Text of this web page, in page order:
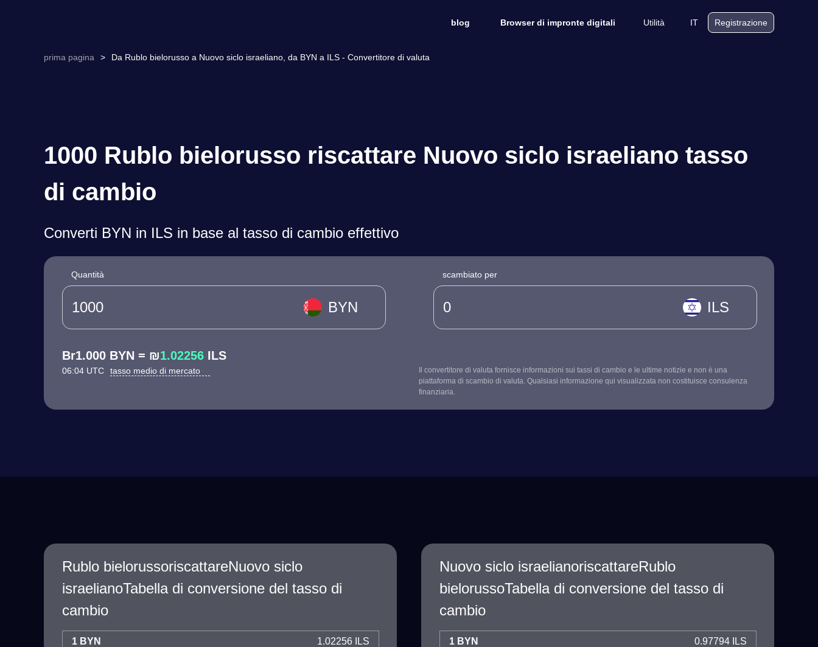
blog Browser di impronte digitali Utilità IT Registrazione
prima pagina > Da Rublo bielorusso a Nuovo siclo israeliano, da BYN a ILS - Convertitore di valuta
1000 Rublo bielorusso riscattare Nuovo siclo israeliano tasso
di cambio
Converti BYN in ILS in base al tasso di cambio effettivo
Quantità
BYN
scambiato per
ILS
Br1.000 BYN = ₪1.02256 ILS
06:04 UTC tasso medio di mercato
Il convertitore di valuta fornisce informazioni sui tassi di cambio e le ultime notizie e non è una
piattaforma di scambio di valuta. Qualsiasi informazione qui visualizzata non costituisce consulenza
finanziaria.
Rublo bielorussoriscattareNuovo siclo
israelianoTabella di conversione del tasso di
cambio
1 BYN 1.02256 ILS
Nuovo siclo israelianoriscattareRublo
bielorussoTabella di conversione del tasso di
cambio
1 BYN 0.97794 ILS